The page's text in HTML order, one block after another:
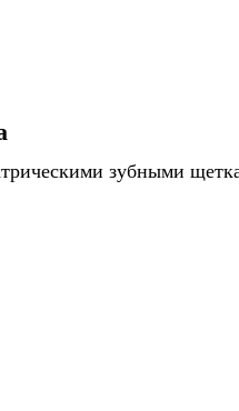
зубными